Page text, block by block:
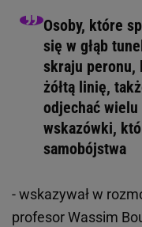
Osoby, które
się w głąb
skraju peronu,
żółtą linię,
odjechać
wskazówki,
samobójstwa
- wskazywał w
profesor Wassim